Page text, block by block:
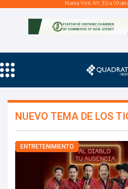
Nueva York, NY., EU a 09
NUEVO TEMA DE LOS
ENTRETENIMIENTO